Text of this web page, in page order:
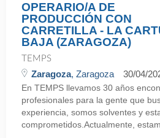
OPERARIO/A DE
PRODUCCIÓN CON
CARRETILLA - LA
BAJA (ZARAGOZA)
TEMPS
Zaragoza, Zaragoza 30/04/
En TEMPS llevamos 30 años
profesionales para la gente que
experiencia, somos solventes y
comprometidos.Actualmente,